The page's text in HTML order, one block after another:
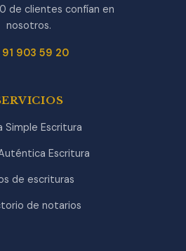
de clientes confían en
nosotros.
91 903 59 20
Simple Escritura
Escritura
de escrituras
de notarios